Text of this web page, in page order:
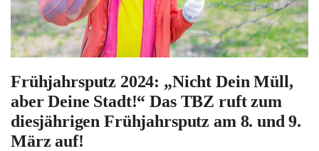
Frühjahrsputz 2024: „Nicht Dein Müll,
aber Deine Stadt!“ Das TBZ ruft zum
diesjährigen Frühjahrsputz am 8. und 9.
März auf!